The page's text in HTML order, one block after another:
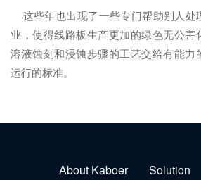
这些年也出现了一些专门帮助别人处
业，使得线路板生产更加的绿色无公害
溶液蚀刻和浸蚀步骤的工艺交给有能力
运行的标准。
About Kaboer Solution